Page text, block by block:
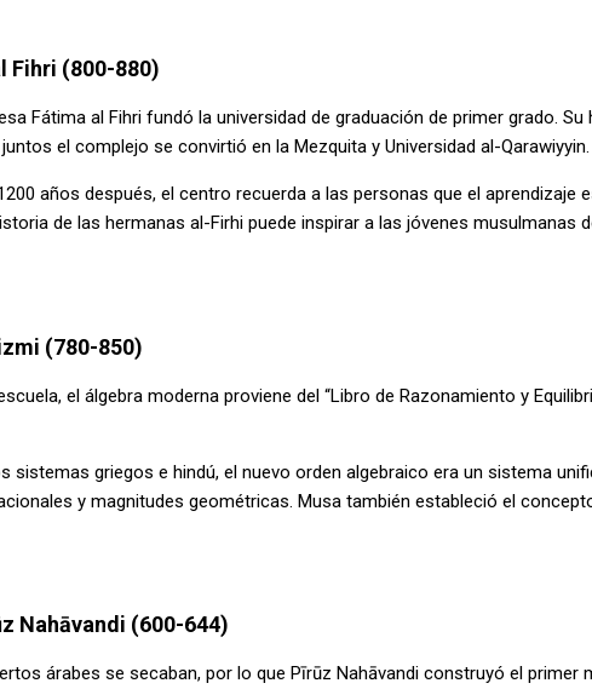
Fihri (800-880)
Fátima al Fihri fundó la universidad de graduación de primer grado. Su
el complejo se convirtió en la Mezquita y Universidad al-Qarawiyyin.
años después, el centro recuerda a las personas que el aprendizaje
de las hermanas al-Firhi puede inspirar a las jóvenes musulmanas
(780-850)
el álgebra moderna proviene del “Libro de Razonamiento y
sistemas griegos e hindú, el nuevo orden algebraico era un sistema
y magnitudes geométricas. Musa también estableció el
Nahāvandi (600-644)
árabes se secaban, por lo que Pīrūz Nahāvandi construyó el primer